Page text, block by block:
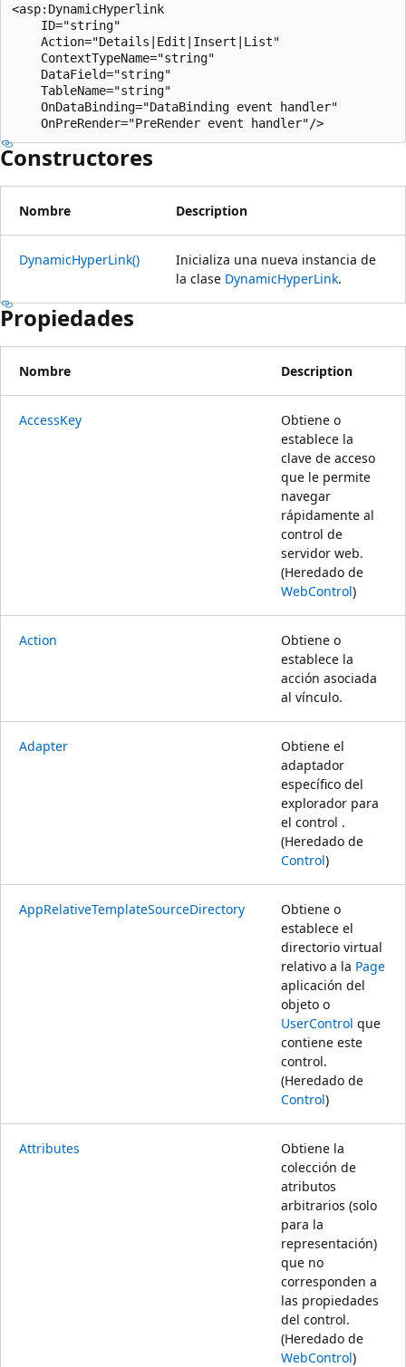
<asp:DynamicHyperlink
    ID="string"
    Action="Details|Edit|Insert|List"
    ContextTypeName="string"
    DataField="string"
    TableName="string"
    OnDataBinding="DataBinding event handler"
Constructores
Nombre Description
DynamicHyperLink()
Inicializa una nueva instancia de
la clase DynamicHyperLink.
Propiedades
Nombre Description
AccessKey
Obtiene o
establece la
clave de acceso
que le permite
navegar
rápidamente al
control de
servidor web.
(Heredado de
WebControl)
Action
Obtiene o
establece la
acción asociada
al vínculo.
Adapter
Obtiene el
adaptador
específico del
explorador para
el control .
(Heredado de
Control)
AppRelativeTemplateSourceDirectory
Obtiene o
establece el
directorio virtual
relativo a la Page
aplicación del
objeto o
UserControl que
contiene este
control.
(Heredado de
Control)
Attributes
Obtiene la
colección de
atributos
arbitrarios (solo
para la
representación)
que no
corresponden a
las propiedades
del control.
(Heredado de
WebControl)